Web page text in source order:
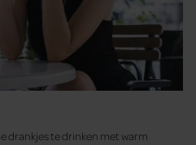
drankjes te drinken met warm